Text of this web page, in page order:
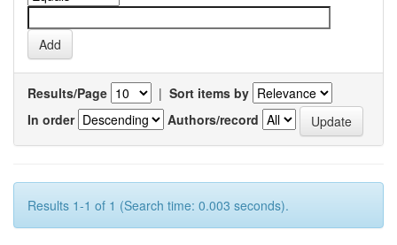
Results/Page | Sort items by
In order
Authors/record
Results 1-1 of 1 (Search time: 0.003 seconds).